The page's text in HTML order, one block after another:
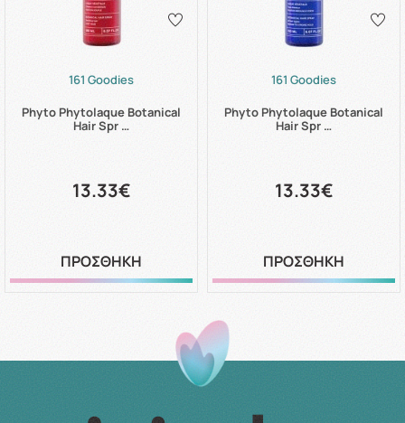
161 Goodies
Phyto Phytolaque Botanical
Hair Spr …
13.33€
ΠΡΟΣΘΗΚΗ
161 Goodies
Phyto Phytolaque Botanical
Hair Spr …
13.33€
ΠΡΟΣΘΗΚΗ